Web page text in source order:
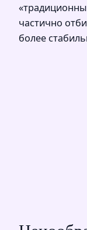
частично
более